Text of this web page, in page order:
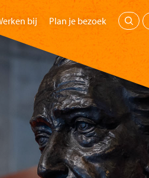
bij Plan je bezoek
GroepenKidsEducatie